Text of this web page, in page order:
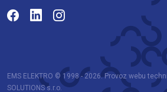
EMS ELEKTRO © 1998 - 2026. Provoz webu
SOLUTIONS s.r.o.